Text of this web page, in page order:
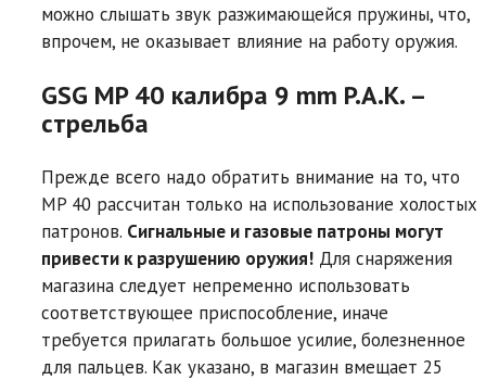
можно слышать звук разжимающейся пружины, что,
впрочем, не оказывает влияние на работу оружия.
GSG MP 40 калибра 9 mm P.A.K. –
стрельба
Прежде всего надо обратить внимание на то, что
MP 40 рассчитан только на использование холостых
патронов. Сигнальные и газовые патроны могут
привести к разрушению оружия! Для снаряжения
магазина следует непременно использовать
соответствующее приспособление, иначе
требуется прилагать большое усилие, болезненное
для пальцев. Как указано, в магазин вмещает 25